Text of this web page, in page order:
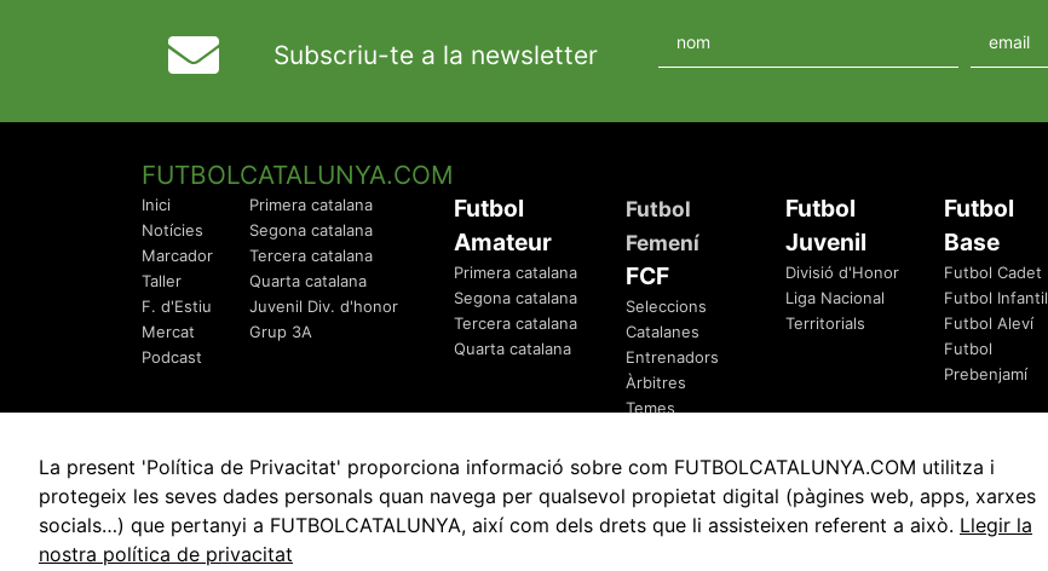
Subscriu-te a la newsletter
FUTBOLCATALUNYA.COM
Inici
Notícies
Marcador
Taller
F. d'Estiu
Mercat
Podcast
Primera catalana
Segona catalana
Tercera catalana
Quarta catalana
Juvenil Div. d'honor
Grup 3A
Futbol
Amateur
Primera catalana
Segona catalana
Tercera catalana
Quarta catalana
Futbol
Femení
FCF
Seleccions
Catalanes
Entrenadors
Àrbitres
Temes
Futbol
Juvenil
Divisió d'Honor
Liga Nacional
Territorials
Futbol
Base
Futbol Cadet
Futbol Infantil
Futbol Aleví
Futbol
Prebenjamí
© 2010 - 2026 FutbolCatalunya.com Avis Legal Política de Privacitat Política de Cookies
La present 'Política de Privacitat' proporciona informació sobre com FUTBOLCATALUNYA.COM utilitza i
protegeix les seves dades personals quan navega per qualsevol propietat digital (pàgines web, apps, xarxes
socials…) que pertanyi a FUTBOLCATALUNYA, així com dels drets que li assisteixen referent a això. Llegir la
nostra política de privacitat